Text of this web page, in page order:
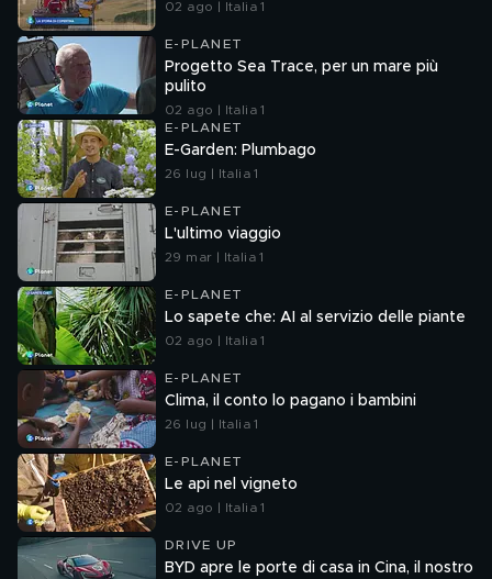
02 ago | Italia 1
E-PLANET
Progetto Sea Trace, per un mare più
pulito
02 ago | Italia 1
E-PLANET
E-Garden: Plumbago
26 lug | Italia 1
E-PLANET
L'ultimo viaggio
29 mar | Italia 1
E-PLANET
Lo sapete che: AI al servizio delle piante
02 ago | Italia 1
E-PLANET
Clima, il conto lo pagano i bambini
26 lug | Italia 1
E-PLANET
Le api nel vigneto
02 ago | Italia 1
DRIVE UP
BYD apre le porte di casa in Cina, il nostro